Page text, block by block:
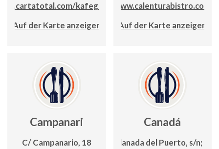
app.cartatotal.com/kafeglace
Auf der Karte anzeigen
www.calenturabistro.com
Auf der Karte anzeigen
Campanari
C/ Campanario, 18
Canadá
Explanada del Puerto, s/n; Edf.